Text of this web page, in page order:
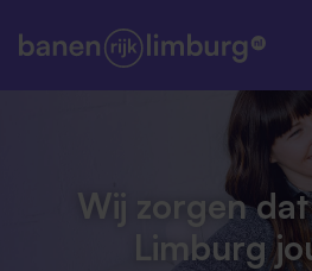
Wij zorgen
Limburg